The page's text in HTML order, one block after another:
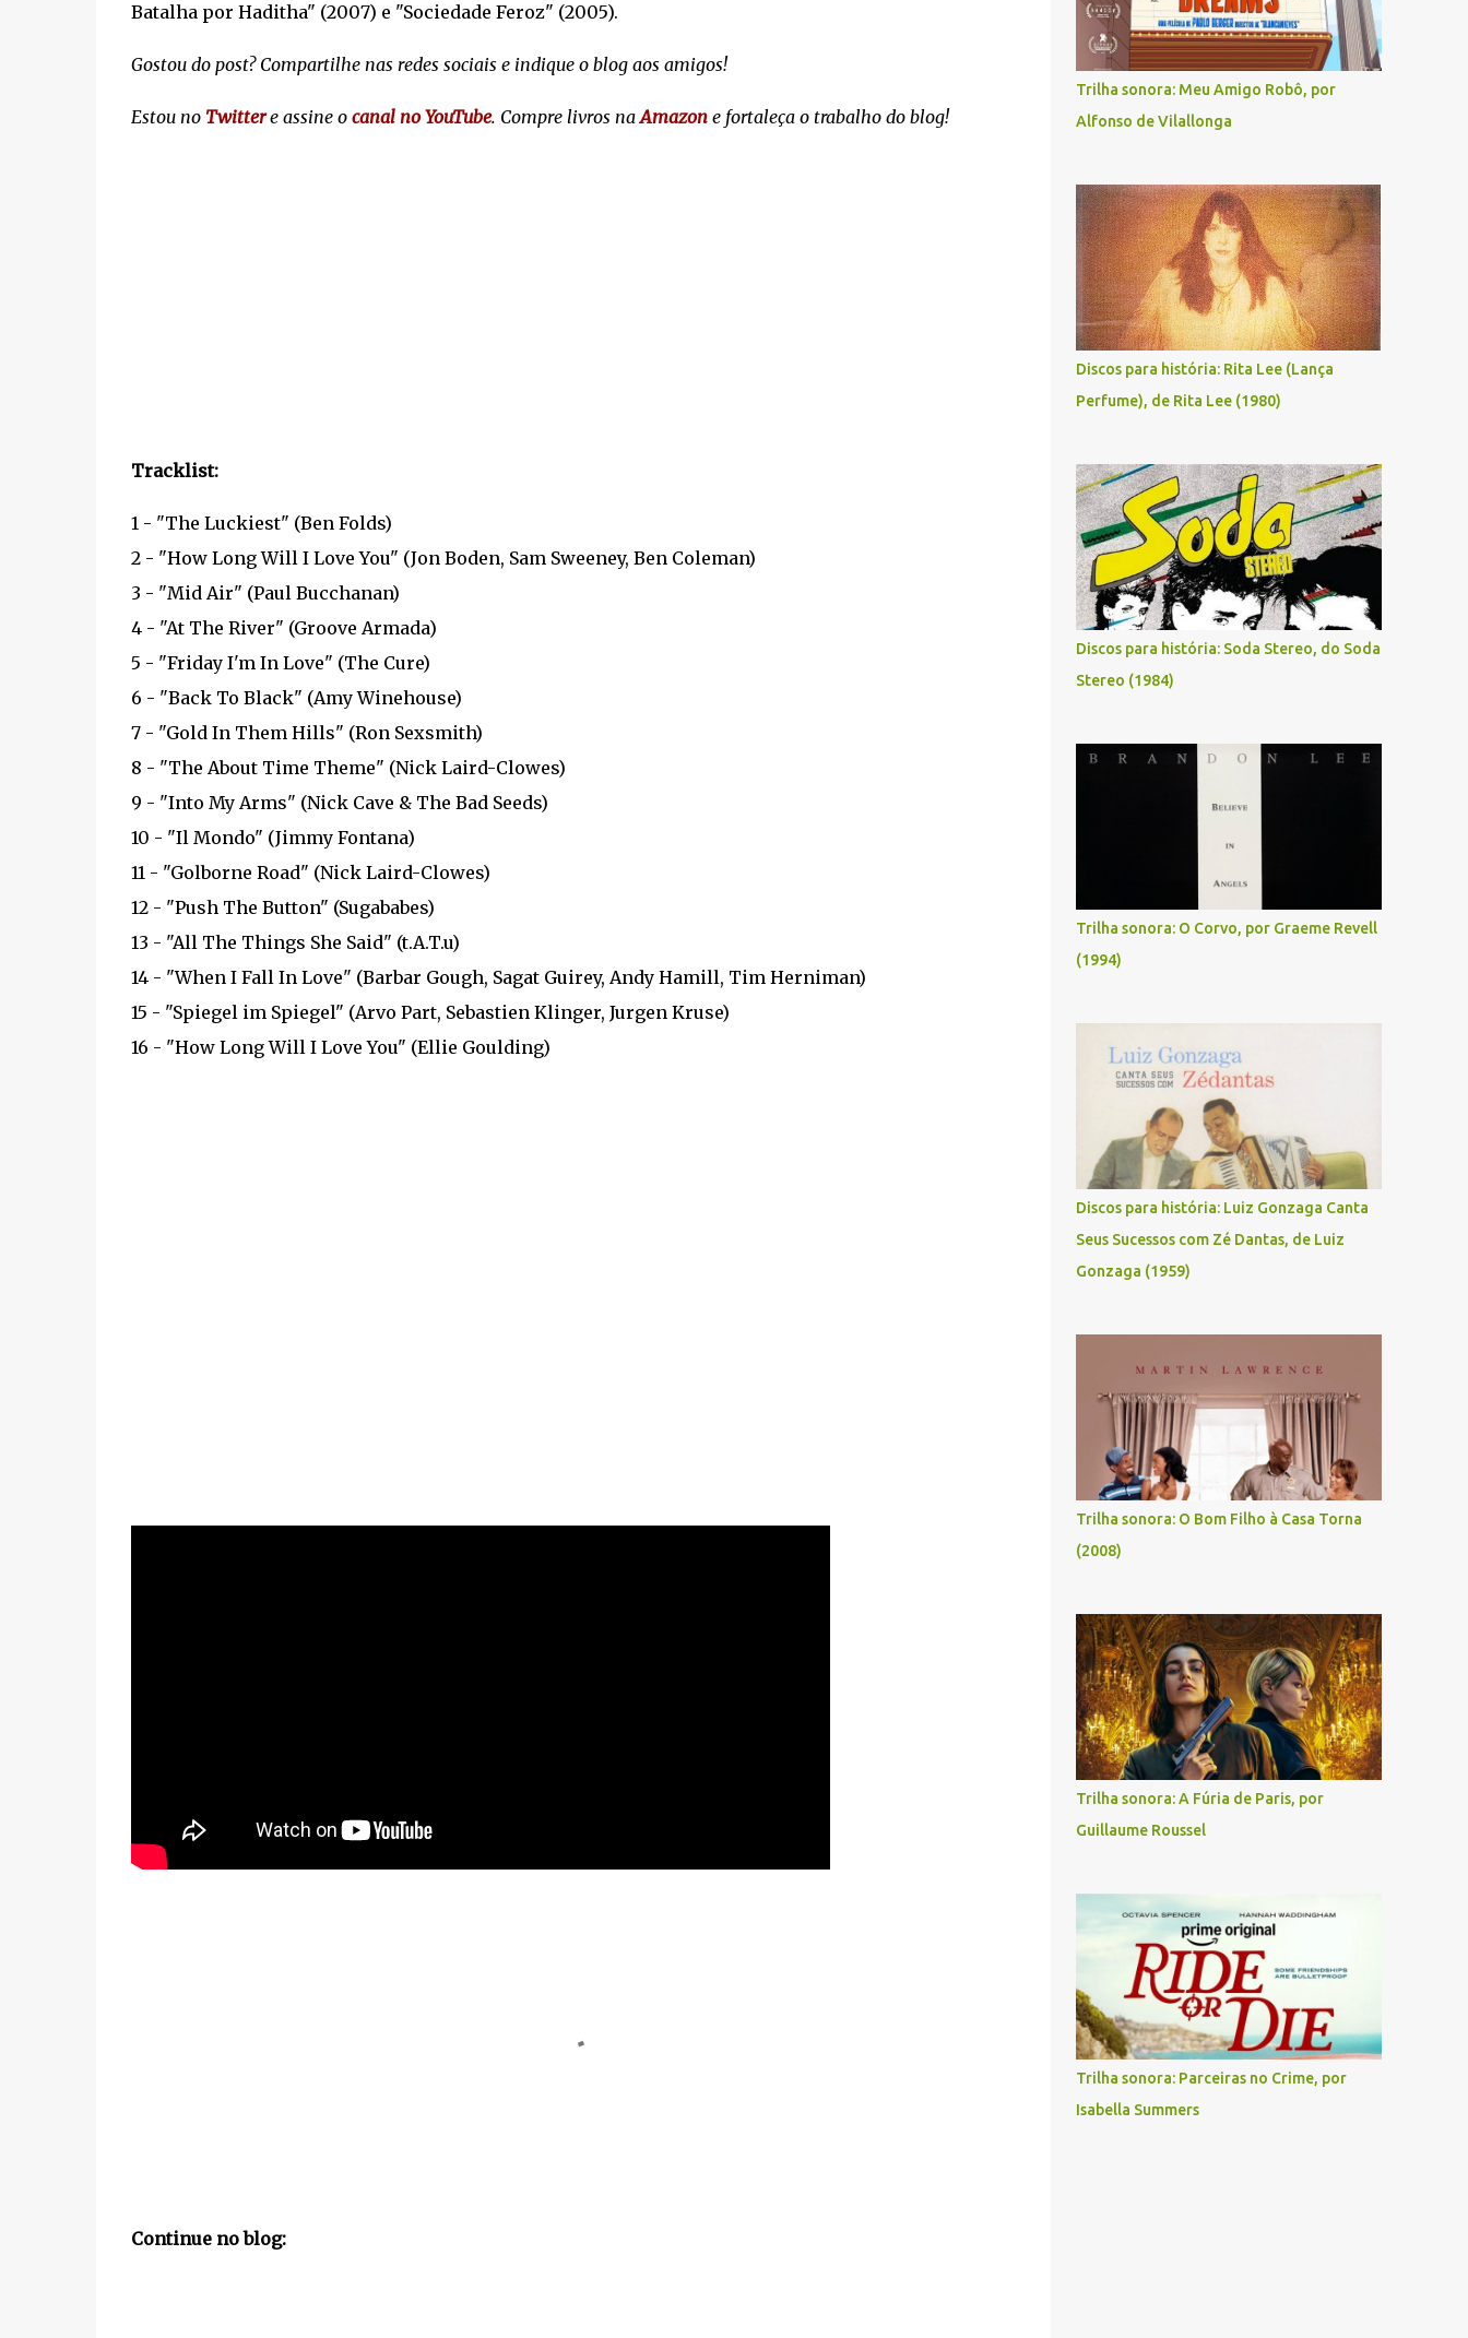
Batalha por Haditha" (2007) e "Sociedade Feroz" (2005).
Gostou do post? Compartilhe nas redes sociais e indique o blog aos amigos!
Estou no Twittere assine o canal no YouTube. Compre livros naAmazone fortaleça o trabalho do blog!
Tracklist:
1 - "The Luckiest" (Ben Folds)
2 - "How Long Will I Love You" (Jon Boden, Sam Sweeney, Ben Coleman)
3 - "Mid Air" (Paul Bucchanan)
4 - "At The River" (Groove Armada)
5 - "Friday I'm In Love" (The Cure)
6 - "Back To Black" (Amy Winehouse)
7 - "Gold In Them Hills" (Ron Sexsmith)
8 - "The About Time Theme" (Nick Laird-Clowes)
9 - "Into My Arms" (Nick Cave & The Bad Seeds)
10 - "Il Mondo" (Jimmy Fontana)
11 - "Golborne Road" (Nick Laird-Clowes)
12 - "Push The Button" (Sugababes)
13 - "All The Things She Said" (t.A.T.u)
14 - "When I Fall In Love" (Barbar Gough, Sagat Guirey, Andy Hamill, Tim Herniman)
15 - "Spiegel im Spiegel" (Arvo Part, Sebastien Klinger, Jurgen Kruse)
16 - "How Long Will I Love You" (Ellie Goulding)
Continue no blog:
Trilha sonora: Meu Amigo Robô, por
Alfonso de Vilallonga
Discos para história: Rita Lee (Lança
Perfume), de Rita Lee (1980)
Discos para história: Soda Stereo, do Soda
Stereo (1984)
Trilha sonora: O Corvo, por Graeme Revell
(1994)
Discos para história: Luiz Gonzaga Canta
Seus Sucessos com Zé Dantas, de Luiz
Gonzaga (1959)
Trilha sonora: O Bom Filho à Casa Torna
(2008)
Trilha sonora: A Fúria de Paris, por
Guillaume Roussel
Trilha sonora: Parceiras no Crime, por
Isabella Summers